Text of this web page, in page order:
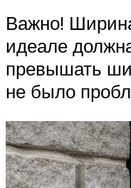
Важно!
идеале
превышать
не было